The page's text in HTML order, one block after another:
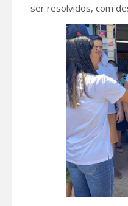
ser resolvidos, com